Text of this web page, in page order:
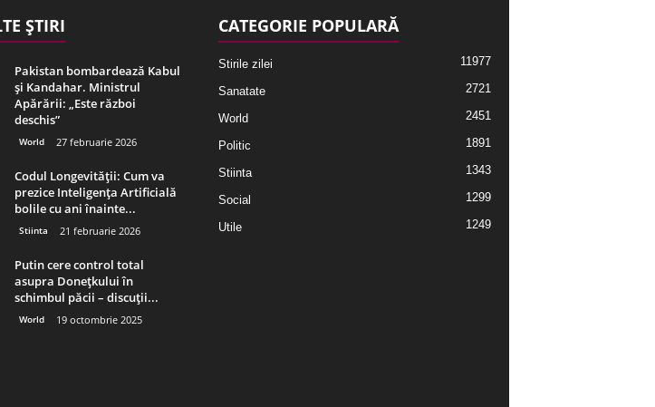
ȘTIRI
Pakistan bombardează Kabul
și Kandahar. Ministrul
Apărării: „Este război
deschis”
World 27 februarie 2026
Codul Longevității: Cum va
prezice Inteligența Artificială
bolile cu ani înainte...
Stiinta 21 februarie 2026
Putin cere control total
asupra Donețkului în
schimbul păcii – discuții...
World 19 octombrie 2025
CATEGORIE POPULARĂ
Stirile zilei 11977
Sanatate 2721
World 2451
Politic 1891
Stiinta 1343
Social 1299
Utile 1249